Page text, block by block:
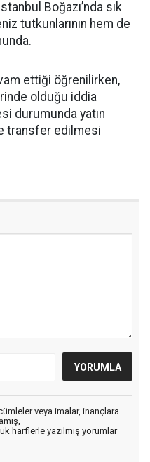
Boğazı’nda sık
tutkunlarının hem de
ettiği öğrenilirken,
olduğu iddia
durumunda yatın
transfer edilmesi
veya imalar, inançlara
harflerle yazılmış yorumlar